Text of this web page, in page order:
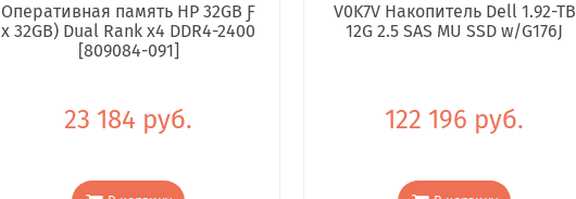
Оперативная память HP 32GB Ƒ
x 32GB) Dual Rank x4 DDR4-2400
[809084-091]
23 184 руб.
V0K7V Накопитель Dell 1.92-TB
12G 2.5 SAS MU SSD w/G176J
122 196 руб.